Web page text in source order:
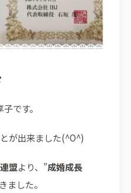
です。
が出来ました(^O^)
盟より、”成婚成長
ました。